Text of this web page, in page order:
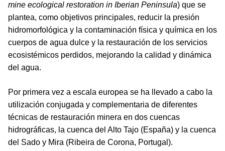
mine ecological restoration in Iberian Peninsula) que se
plantea, como objetivos principales, reducir la presión
hidromorfológica y la contaminación física y química en los
cuerpos de agua dulce y la restauración de los servicios
ecosistémicos perdidos, mejorando la calidad y dinámica
del agua.
Por primera vez a escala europea se ha llevado a cabo la
utilización conjugada y complementaria de diferentes
técnicas de restauración minera en dos cuencas
hidrográficas, la cuenca del Alto Tajo (España) y la cuenca
del Sado y Mira (Ribeira de Corona, Portugal).